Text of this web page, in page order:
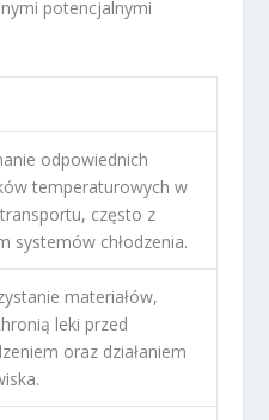
potencjalnymi
odpowiednich
temperaturowych w
często z
systemów chłodzenia.
materiałów,
leki przed
oraz działaniem